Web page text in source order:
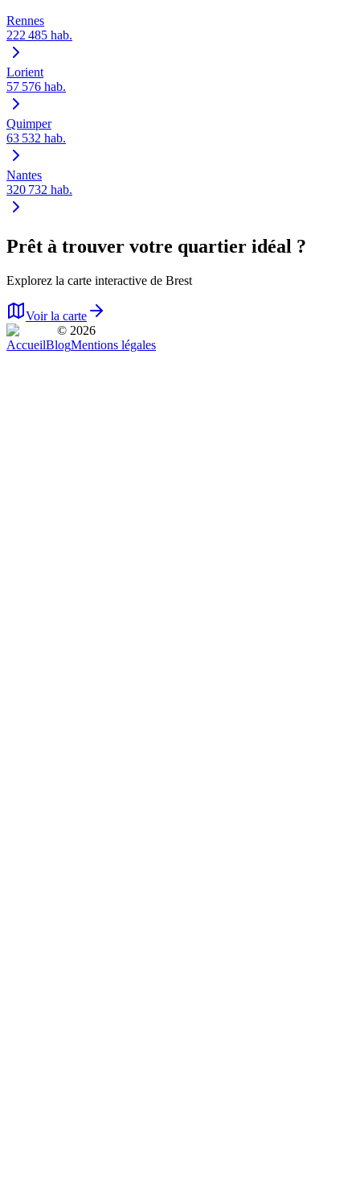
Rennes
222 485 hab.
Lorient
57 576 hab.
Quimper
63 532 hab.
Nantes
320 732 hab.
Prêt à trouver votre quartier idéal ?
Explorez la carte interactive de Brest
Voir la carte
© 2026
AccueilBlogMentions légales